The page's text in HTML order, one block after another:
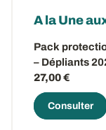
A la Une
Pack
– Dépliants
27,00 €
Consulter